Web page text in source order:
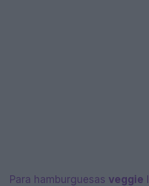
Para hamburguesas veggie